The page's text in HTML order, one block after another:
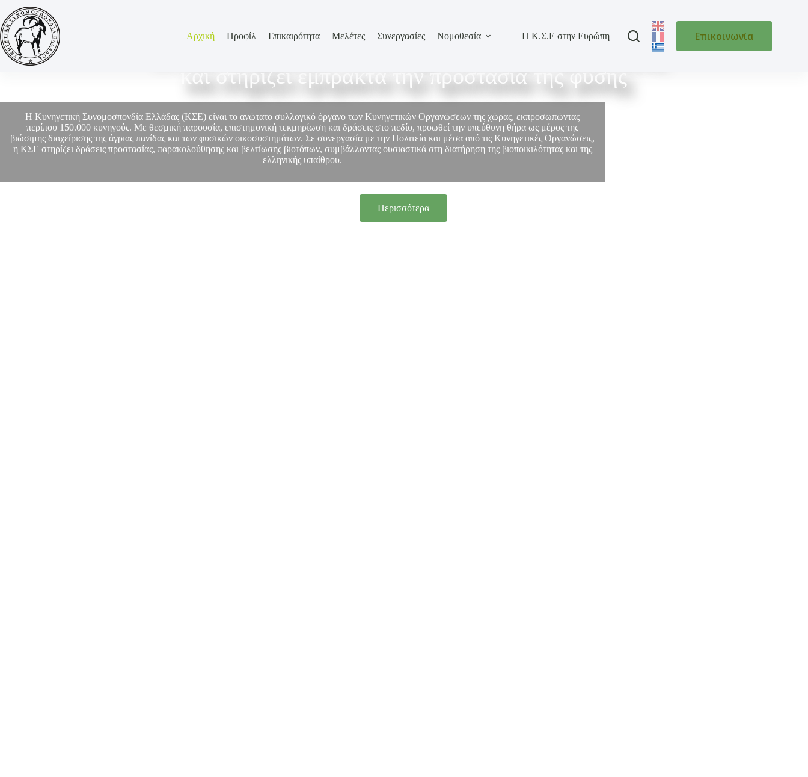
Αρχική Προφίλ Επικαιρότητα Μελέτες Συνεργασίες Νομοθεσία Η Κ.Σ.Ε στην Ευρώπη Επικοινωνία
Η ΚΣΕ εκπροσωπεί τον κυνηγετικό κόσμο της Ελλάδας
και στηρίζει έμπρακτα την προστασία της φύσης
Η Κυνηγετική Συνομοσπονδία Ελλάδας (ΚΣΕ) είναι το ανώτατο συλλογικό όργανο των Κυνηγετικών Οργανώσεων της χώρας, εκπροσωπώντας
περίπου 150.000 κυνηγούς. Με θεσμική παρουσία, επιστημονική τεκμηρίωση και δράσεις στο πεδίο, προωθεί την υπεύθυνη θήρα ως μέρος της
βιώσιμης διαχείρισης της άγριας πανίδας και των φυσικών οικοσυστημάτων. Σε συνεργασία με την Πολιτεία και μέσα από τις Κυνηγετικές Οργανώσεις,
η ΚΣΕ στηρίζει δράσεις προστασίας, παρακολούθησης και βελτίωσης βιοτόπων, συμβάλλοντας ουσιαστικά στη διατήρηση της βιοποικιλότητας και της
ελληνικής υπαίθρου.
Περισσότερα